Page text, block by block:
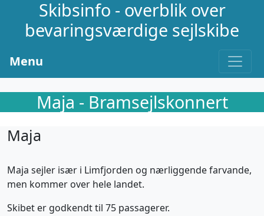
Skibsinfo - overblik over
bevaringsværdige sejlskibe
Menu
Maja - Bramsejlskonnert
Maja
Maja sejler især i Limfjorden og nærliggende farvande,
men kommer over hele landet.
Skibet er godkendt til 75 passagerer.